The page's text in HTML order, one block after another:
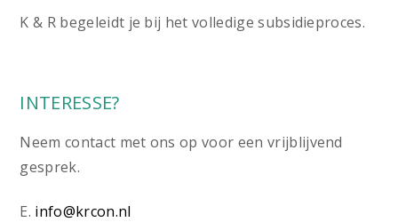
K & R begeleidt je bij het volledige subsidieproces.
INTERESSE?
Neem contact met ons op voor een vrijblijvend
gesprek.
E. info@krcon.nl